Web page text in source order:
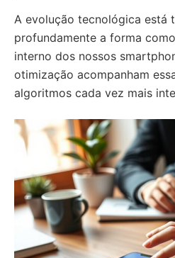
A evolução tecnológica está
profundamente a forma
interno dos nossos
otimização acompanham
algoritmos cada vez mais